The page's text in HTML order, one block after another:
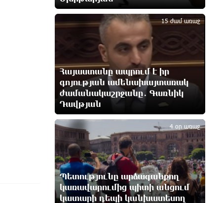
Երևանում և մարզերում
էլեկտրաէներգիայի
ընդհատումներ կլինեն
12 ժամ առաջ
Ստեփանավանում ռուս կին է
փորձել ինքնասպան լինել
ԵԱՏՄ֊ն չի ուզում, որ իր
միջոցներով զարգանա
Հայաստանի տնտեսությունը ու
հետո գնա ԵՄ. Արշակ Կարապետյան
12 ժամ առաջ
Հայաստանը ապրում է իր
գոյության ամենախայտառակ
ժամանակաշրջանը․ Գառնիկ
Դավթյան
15 ժամ առաջ
3
Պետությունը արձագանքող
կառավարումից պիտի անցում
կատարի դեպի կանխատեսող
4 օր առաջ
4